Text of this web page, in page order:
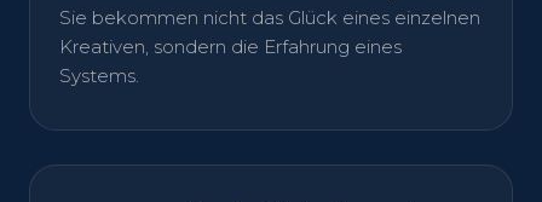
Sie bekommen nicht das Glück eines einzelnen
Kreativen, sondern die Erfahrung eines
Systems.